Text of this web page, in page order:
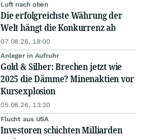
Luft nach oben
Die erfolgreichste Währung der
Welt hängt die Konkurrenz ab
07.08.26, 18:00
Anleger in Aufruhr
Gold & Silber: Brechen jetzt wie
2025 die Dämme? Minenaktien vor
Kursexplosion
05.08.26, 13:30
Flucht aus USA
Investoren schichten Milliarden